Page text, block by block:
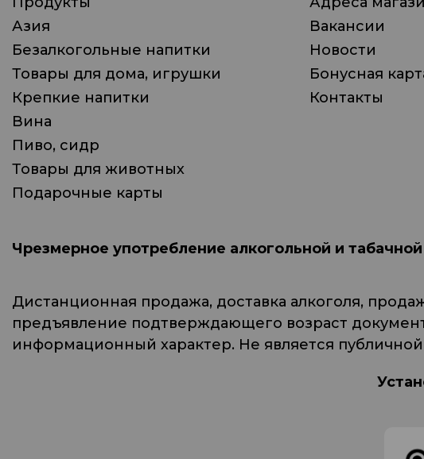
Азия
Безалкогольные напитки
Товары для дома, игрушки
Крепкие напитки
Вина
Пиво, сидр
Товары для животных
Подарочные карты
Вакансии
Новости
Бонусная
Контакты
Чрезмерное употребление алкогольной и
Дистанционная продажа, доставка алкоголя,
предъявление подтверждающего возраст
информационный характер. Не является